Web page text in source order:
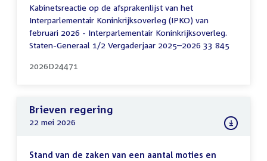
Kabinetsreactie op de afsprakenlijst van het
Interparlementair Koninkrijksoverleg (IPKO) van
februari 2026 - Interparlementair Koninkrijksoverleg.
Staten-Generaal 1/2 Vergaderjaar 2025–2026 33 845
2026D24471
Brieven regering
22 mei 2026
Stand van de zaken van een aantal moties en